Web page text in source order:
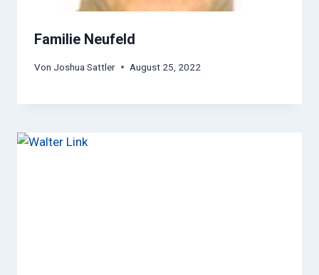
Familie Neufeld
Von Joshua Sattler August 25, 2022